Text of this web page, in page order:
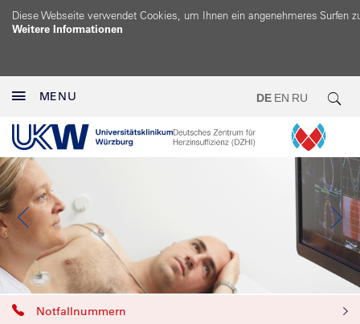
Diese Webseite verwendet Cookies, um Ihnen ein angenehmeres Surfen
Weitere Informationen
MENU DE EN RU
Notfallnummern